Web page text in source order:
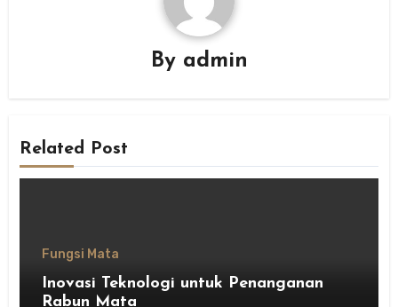
By admin
Related Post
Fungsi Mata
Inovasi Teknologi untuk Penanganan
Rabun Mata